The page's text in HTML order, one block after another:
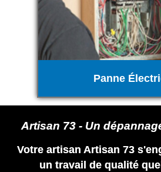
Panne
Artisan 73 - Un
Votre artisan Artisan 73
un travail de qualité